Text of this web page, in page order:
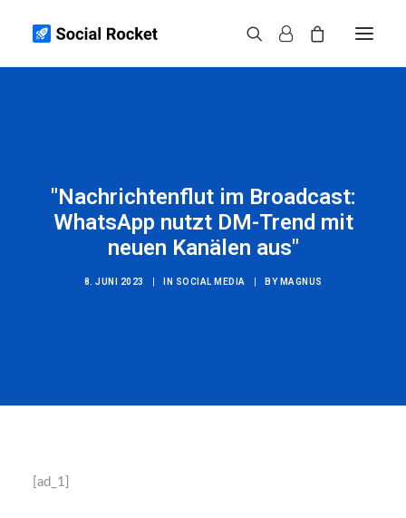
Weitere
Infos
"Nachrichtenflut im Broadcast:
WhatsApp nutzt DM-Trend mit
neuen Kanälen aus"
8. JUNI 2023 IN SOCIAL MEDIA BY MAGNUS
[ad_1]